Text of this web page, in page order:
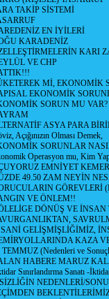
TAKİP SİSTEMİ
EN İYİLERİ
KARADENİZ
KARI
VE CHP
Mİ, EKONOMİK
EKONOMİK
SORUN MU VAR?
ASYA PARA
Açığınızın Olması Demek,
SORUNLAR
Operasyon mu, Kim
EMNİYET
49.50 ZAM NEYİN
GÖREVLERİ
VE ÖNLEM!!
DÖNÜŞ VE İNSAN
GELİŞMİŞLİĞİMİZ,
KAZA
TEMMUZ (Nedenleri ve
HABERE MARUZ
Sınırlandırma Sanatı -
NEDENLERİ/